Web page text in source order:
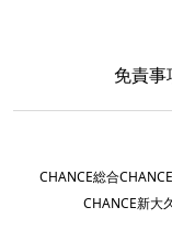
免責事
CHANCE総合
CHANCE新大